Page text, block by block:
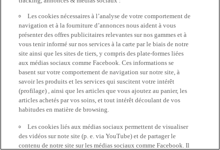
Les cookies nécessaires à l’analyse de votre comportement de
navigation et à la fourniture d’annonces nous aident à vous
présenter des offres publicitaires relevantes sur nos gammes et à
vous tenir informé sur nos services à la carte par le biais de notre
site ainsi que les sites de tiers, y compris des plate-formes liées
aux médias sociaux comme Facebook. Ces informations se
basent sur votre comportement de navigation sur notre site, à
savoir les produits et les services qui suscitent votre intérêt
(profilage) , ainsi que les articles que vous ajoutez au panier, les
articles achetés par vos soins, et tout intérêt découlant de vos
habitudes en matière de browsing.
Les cookies liés aux médias sociaux permettent de visualiser
des vidéos sur note site (p. e. via YouTube) et de partager le
contenu de notre site sur les médias sociaux comme Facebook. Il